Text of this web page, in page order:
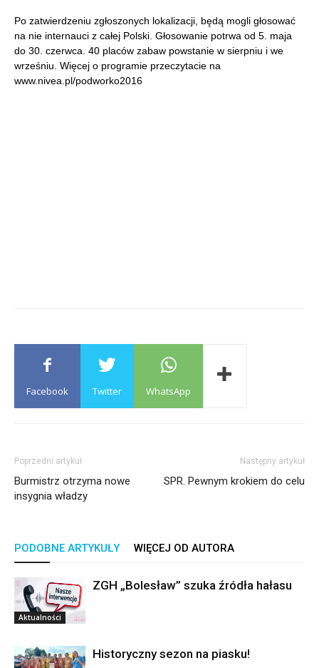
Po zatwierdzeniu zgłoszonych lokalizacji, będą mogli głosować
na nie internauci z całej Polski. Głosowanie potrwa od 5. maja
do 30. czerwca. 40 placów zabaw powstanie w sierpniu i we
wrześniu. Więcej o programie przeczytacie na
www.nivea.pl/podworko2016
Facebook Twitter WhatsApp
Poprzedni artykuł
Burmistrz otrzyma nowe
insygnia władzy
Następny artykuł
SPR. Pewnym krokiem do celu
PODOBNE ARTYKUŁY WIĘCEJ OD AUTORA
Aktualności
ZGH „Bolesław” szuka źródła hałasu
Historyczny sezon na piasku!